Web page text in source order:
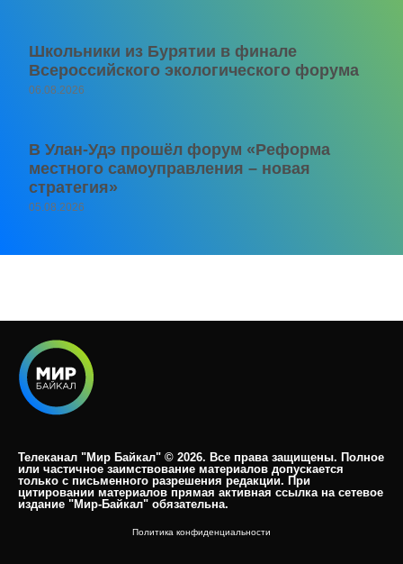
Школьники из Бурятии в финале
Всероссийского экологического форума
06.08.2026
В Улан-Удэ прошёл форум «Реформа
местного самоуправления – новая
стратегия»
05.08.2026
Телеканал "Мир Байкал" © 2026. Все права защищены. Полное
или частичное заимствование материалов допускается
только с письменного разрешения редакции. При
цитировании материалов прямая активная ссылка на сетевое
издание "Мир-Байкал" обязательна.​
Политика конфиденциальности